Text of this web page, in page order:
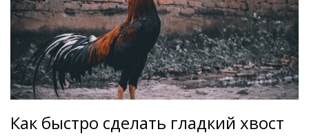
Как быстро сделать гладкий хвост